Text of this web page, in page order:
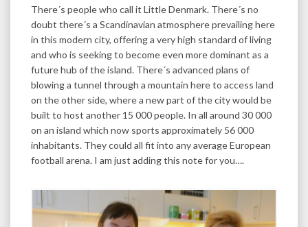
There´s people who call it Little Denmark. There´s no
doubt there´s a Scandinavian atmosphere prevailing here
in this modern city, offering a very high standard of living
and who is seeking to become even more dominant as a
future hub of the island. There´s advanced plans of
blowing a tunnel through a mountain here to access land
on the other side, where a new part of the city would be
built to host another 15 000 people. In all around 30 000
on an island which now sports approximately 56 000
inhabitants. They could all fit into any average European
football arena. I am just adding this note for you….